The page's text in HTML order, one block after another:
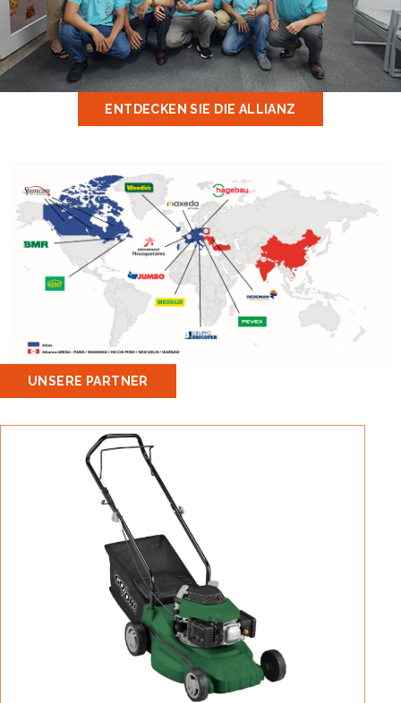
ENTDECKEN SIE DIE ALLIANZ
UNSERE PARTNER